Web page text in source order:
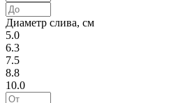
Диаметр слива, см
5.0
6.3
7.5
8.8
10.0